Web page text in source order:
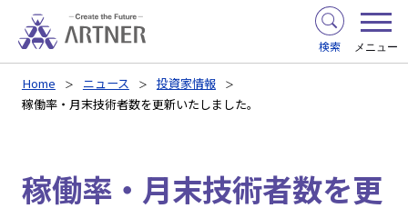
検索 メニュー
Home ニュース
投資家情報
稼働率・月末技術者数を更新いたしました。
稼働率・月末技術者数を更